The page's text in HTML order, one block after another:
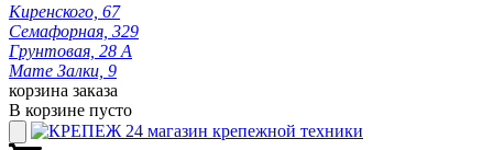
Киренского, 67
Семафорная, 329
Грунтовая, 28 А
Мате Залки, 9
корзина заказа
В корзине пусто